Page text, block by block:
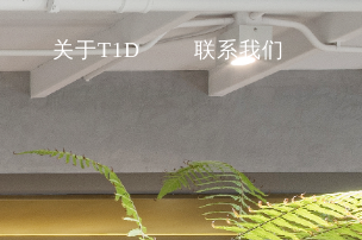
关于T1D 联系我们